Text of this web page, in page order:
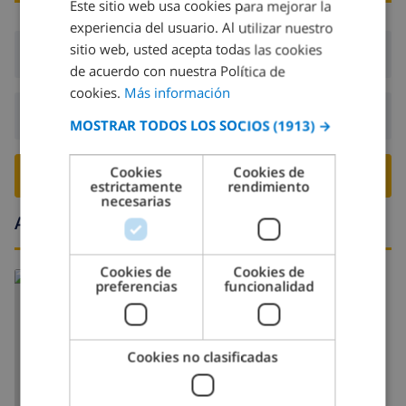
kilómetros de la casa)
parque de atracciones (Terra Mitica) (a menos de 25
kilómetros de la casa)
iglesia (Moraira) y castillo (Moraira) (a menos de
1000 metros del alojamiento)
museo (Eco Teulada) (a menos de 5 kilómetros del
alojamiento)
Actividades deportivas
tenis y esquí acuático (a menos de 1000 metros de
golf, equitación y ciclismo (a menos de 5 kilómetros
Llegada:Desde 16:00 antes de 18:00
Salida:Antes de: 10:00
RESERVE ESTE CHALÉ ›
Alrededores
SPANISH
DUTCH
FRENCH
GERMAN
CATALAN
ITALIAN
DANISH
Este sitio web usa cookies para mejorar la
experiencia del usuario. Al utilizar nuestro
sitio web, usted acepta todas las cookies
de acuerdo con nuestra Política de
cookies. Más información
MOSTRAR TODOS LOS SOCIOS (1913) →
Cookies
estrictamente
necesarias
Cookies de
rendimiento
Cookies de
preferencias
Cookies de
funcionalidad
Cookies no clasificadas